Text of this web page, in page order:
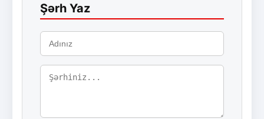
Şərh Yaz